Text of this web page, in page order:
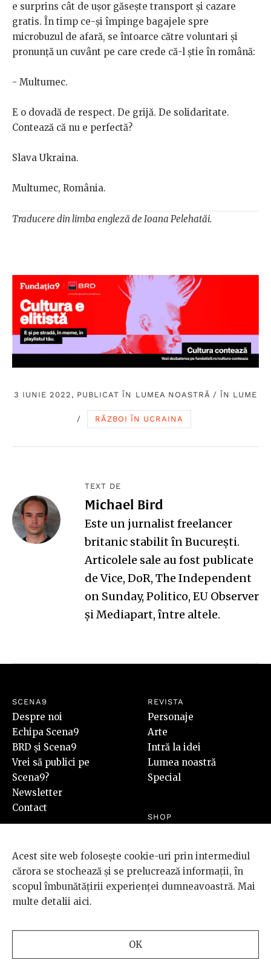
e surprins cât de ușor găsește transport și cazare
gratis. În timp ce-și împinge bagajele spre
microbuzul de afară, se întoarce către voluntari și
pronunță un cuvânt pe care crede că-l știe în română:
- Multumec.
E o dovadă de respect. De grijă. De solidaritate.
Contează că nu e perfectă?
Slava Ukraina.
Multumec, România.
Traducere din limba engleză de Ioana Pelehatăi.
3 IUNIE 2022, PUBLICAT ÎN LUMEA NOASTRĂ /ÎN LUME
/ RĂZBOI ÎN UCRAINA
TEXT DE
Michael Bird
Este un jurnalist freelancer
britanic stabilit în București.
Articolele sale au fost publicate
de Vice, DoR, The Independent
on Sunday, Politico, EU Observer
și Mediapart, între altele.
SCENA9
Despre noi
Echipa Scena9
BRD și Scena9
Vrei să publici pe
Scena9?
Newsletter
Contact
REVISTA
Personaje
Arte
Intră la idei
Lumea noastră
Special
SHOP
PLUS
Video
Foto
Acest site web folosește cookie-uri prin intermediul
cărora se stochează și se prelucrează informații, în
scopul îmbunătățirii experienței dumneavoastră. Mai
multe detalii aici.
OK